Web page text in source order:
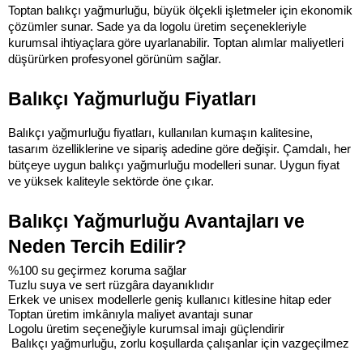
Toptan balıkçı yağmurluğu, büyük ölçekli işletmeler için ekonomik
çözümler sunar. Sade ya da logolu üretim seçenekleriyle
kurumsal ihtiyaçlara göre uyarlanabilir. Toptan alımlar maliyetleri
düşürürken profesyonel görünüm sağlar.
Balıkçı Yağmurluğu Fiyatları
Balıkçı yağmurluğu fiyatları, kullanılan kumaşın kalitesine,
tasarım özelliklerine ve sipariş adedine göre değişir. Çamdalı, her
bütçeye uygun balıkçı yağmurluğu modelleri sunar. Uygun fiyat
ve yüksek kaliteyle sektörde öne çıkar.
Balıkçı Yağmurluğu Avantajları ve
Neden Tercih Edilir?
%100 su geçirmez koruma sağlar
Tuzlu suya ve sert rüzgâra dayanıklıdır
Erkek ve unisex modellerle geniş kullanıcı kitlesine hitap eder
Toptan üretim imkânıyla maliyet avantajı sunar
Logolu üretim seçeneğiyle kurumsal imajı güçlendirir